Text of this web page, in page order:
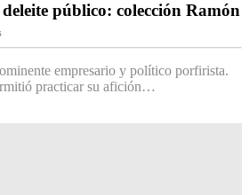
público: colección Ramón
empresario y político porfirista.
practicar su afición…